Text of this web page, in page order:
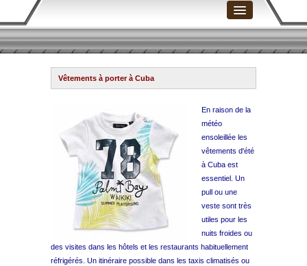
Page d'accueil
La Havane
Plage Havane
Pinar del Rio
Varadero
Cienfuegos
Trinidad
Vêtements à porter à Cuba
En raison de la
météo
ensoleillée les
vêtements d'été
à Cuba est
essentiel. Un
pull ou une
veste sont très
utiles pour les
nuits froides ou
des visites dans les hôtels et les restaurants habituellement
réfrigérés. Un itinéraire possible dans les taxis climatisés ou